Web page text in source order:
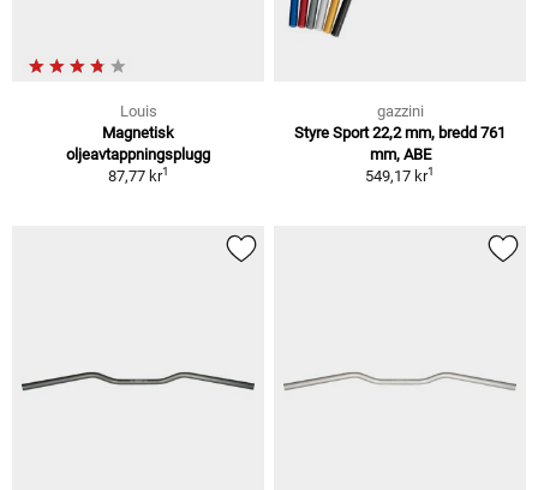
Louis
Magnetisk
oljeavtappningsplugg
87,77 kr1
gazzini
Styre Sport 22,2 mm, bredd 761
mm, ABE
549,17 kr1